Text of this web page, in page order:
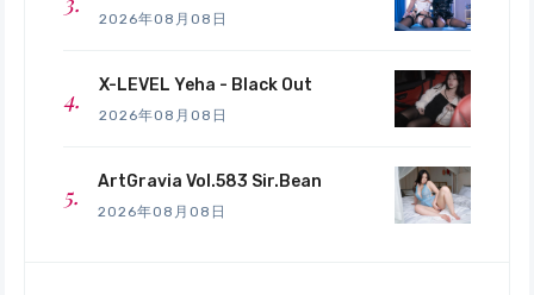
2026年08月08日
X-LEVEL Yeha - Black Out
2026年08月08日
ArtGravia Vol.583 Sir.Bean
2026年08月08日